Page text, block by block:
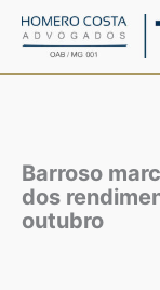
para
Barroso
dos
outubro